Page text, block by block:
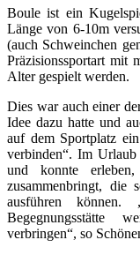
Boule ist ein
Länge von 6-10m
(auch Schweinchen
Präzisionssportart mit
Alter gespielt werden.
Dies war auch einer
Idee dazu hatte und
auf dem Sportplatz
verbinden“. Im
und konnte
zusammenbringt, die
ausführen
Begegnungsstätte
verbringen“, so